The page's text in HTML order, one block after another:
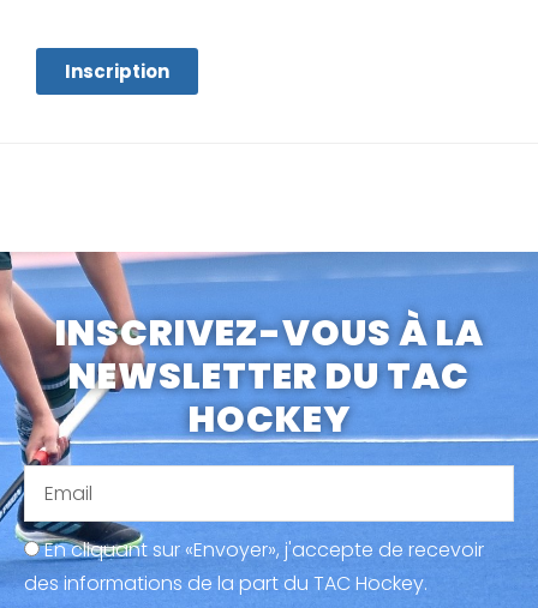
Inscription
INSCRIVEZ-VOUS À LA
NEWSLETTER DU TAC
HOCKEY
En cliquant sur «Envoyer», j'accepte de recevoir
des informations de la part du TAC Hockey.